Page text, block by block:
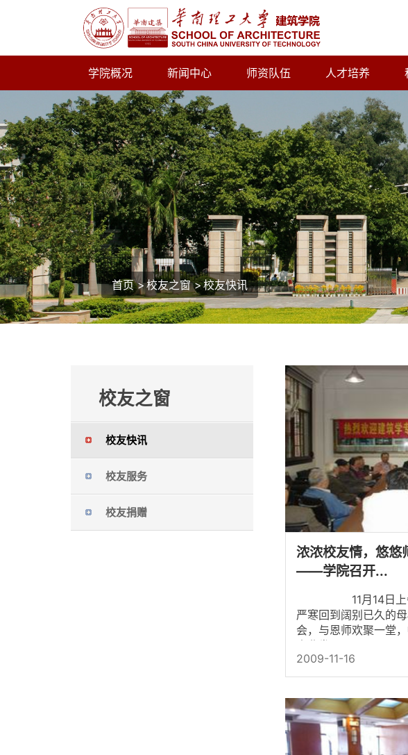
学院概况 新闻中心 师资队伍 人才培养
首页>校友之窗>校友快讯
校友之窗
校友快讯
校友服务
校友捐赠
浓浓校友情，悠悠
——学院召开...
严寒回到阔别已久的
会，与恩师欢聚一堂
2009-11-16